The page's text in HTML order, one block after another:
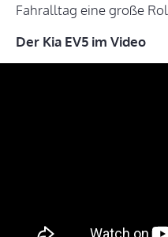
Fahralltag eine große
Der Kia EV5 im Video